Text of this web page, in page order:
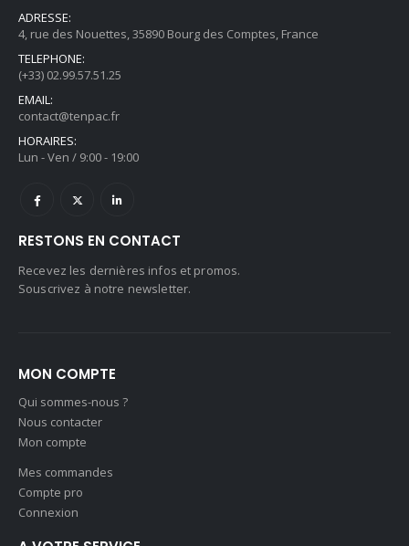
TELEPHONE:
(+33) 02.99.57.51.25
EMAIL:
contact@tenpac.fr
HORAIRES:
Lun - Ven / 9:00 - 19:00
RESTONS EN CONTACT
Recevez les dernières infos et promos.
Qui sommes-nous ?
Mon compte
Mes commandes
A VOTRE SERVICE